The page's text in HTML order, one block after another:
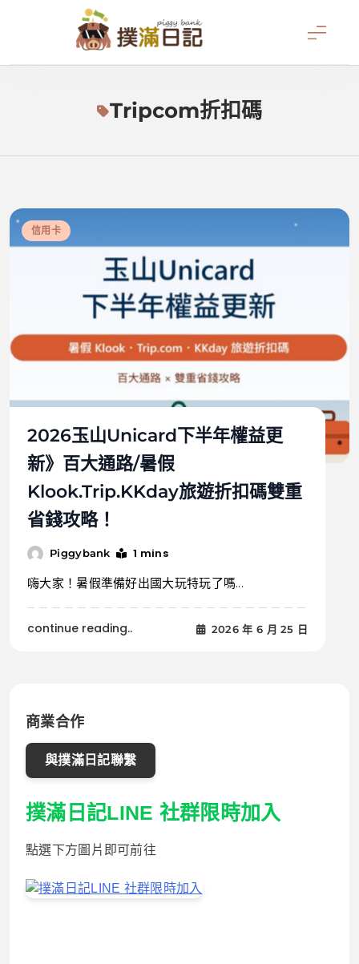
撲滿日記
Tripcom折扣碼
信用卡
2026玉山Unicard下半年權益更
新》百大通路/暑假
Klook.Trip.KKday旅遊折扣碼雙重
省錢攻略！
Piggybank 1 mins
嗨大家！暑假準備好出國大玩特玩了嗎...
continue reading.. 2026 年 6 月 25 日
商業合作
與撲滿日記聯繫
撲滿日記LINE 社群限時加入
點選下方圖片即可前往